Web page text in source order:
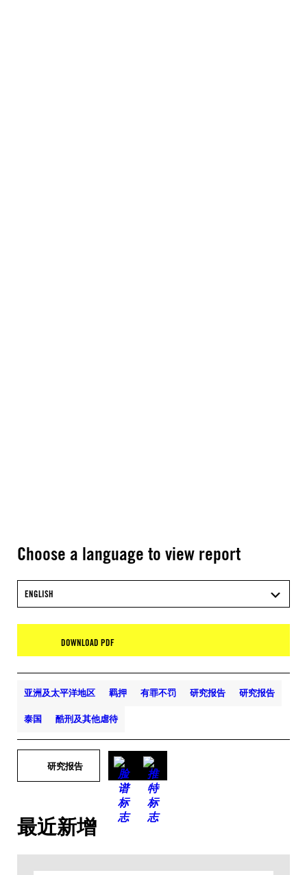
Choose a language to view report
ENGLISH
DOWNLOAD PDF
亚洲及太平洋地区 羁押 有罪不罚 研究报告 研究报告
泰国 酷刑及其他虐待
研究报告
最近新增